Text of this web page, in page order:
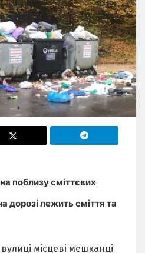
поблизу сміттєвих
дорозі лежить сміття та
місцеві мешканці